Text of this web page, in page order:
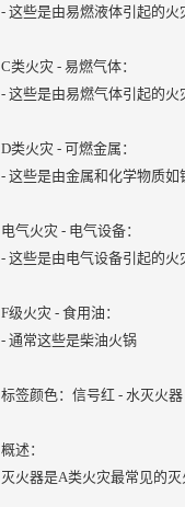
- 这些是由易燃液体引起的
C类火灾 - 易燃气体：
- 这些是由易燃气体引起的火
D类火灾 - 可燃金属：
- 这些是由金属和化学物质如
电气火灾 - 电气设备：
- 这些是由电气设备引起的
F级火灾 - 食用油：
- 通常这些是柴油火锅
标签颜色：信号红 - 水灭火器
概述：
灭火器是A类火灾最常见的